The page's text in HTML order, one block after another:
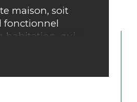
maison, soit
fonctionnel
habitation, qui
à l'arrière du